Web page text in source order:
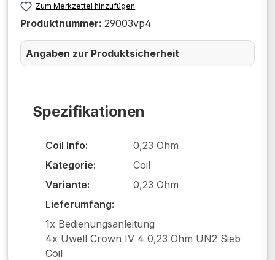
Spezifikationen
Coil Info:
0,23 Ohm
Kategorie:
Coil
Variante:
0,23 Ohm
Lieferumfang:
1x Bedienungsanleitung
4x Uwell Crown IV 4 0,23 Ohm UN2 Sieb
Coil
Zum Merkzettel hinzufügen
Produktnummer: 29003vp4
Angaben zur Produktsicherheit